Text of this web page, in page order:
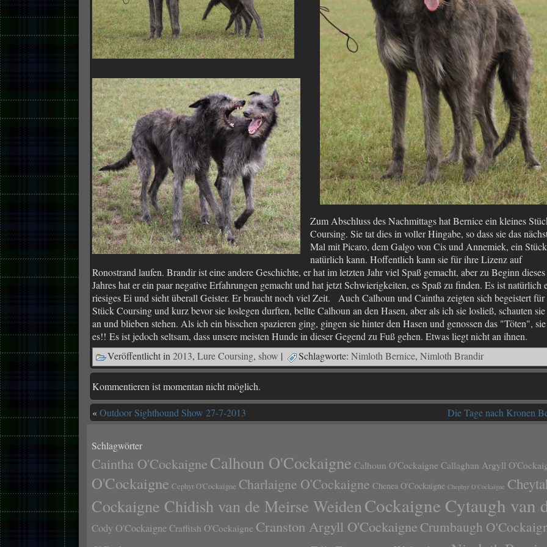
Zum Abschluss des Nachmittags hat Bernice ein kleines
Coursing. Sie tat dies in voller Hingabe, so dass sie das
Mal mit Picaro, dem Galgo von Cis und Annemiek, ein Stück
natürlich kann. Hoffentlich kann sie für ihre Lizenz auf
Ronostrand laufen. Brandir ist eine andere Geschichte, er hat im letzten Jahr viel Spaß gemacht, aber zu Beginn dieses
Jahres hat er ein paar negative Erfahrungen gemacht und hat jetzt Schwierigkeiten, es Spaß zu finden. Es ist natürlich
riesiges Ei und sieht überall Geister. Er braucht noch viel Zeit. Auch Calhoun und Caintha zeigten sich begeistert für
Stück Coursing und kurz bevor sie loslegen durften, bellte Calhoun an den Hasen, aber als ich sie losließ, schauten
an und blieben stehen. Als ich ein bisschen spazieren ging, gingen sie hinter den Hasen und genossen das "Töten",
es!! Es ist jedoch seltsam, dass unsere meisten Hunde in dieser Gegend zu Fuß gehen. Etwas liegt nicht an ihnen.
Veröffentlicht in2013, Lure Coursing, show | Schlagworte: Nimloth Bernice, Nimloth Brandir
Kommentieren ist momentan nicht möglich.
«Outdoor Sighthound Show 27-7-2013 Die Tage nach Kronen
Schlagwörter
Caintha O'Cockaigne Calhoun O'Cockaigne Calhoun O'Cockaigne Callaghan Argyll
O'Cockaigne Cephyr O'Cockaigne Charlaigne O'Cockaigne Chenea O'Cockaigne Chephyr O'Cockaigne
Cockaigne Chidish van de Meirse WeidenCockaigne Cytaugh van
Cody O'Cockaigne Craffitsh O'Cockaigne Cranston Argyll O'Cockaigne Crumbaugh